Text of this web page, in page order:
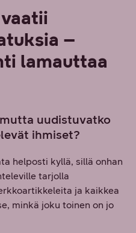
–
lamauttaa
uudistuvatko
ihmiset?
helposti kyllä, sillä onhan
tarjolla
ja kaikkea
minkä joku toinen on jo